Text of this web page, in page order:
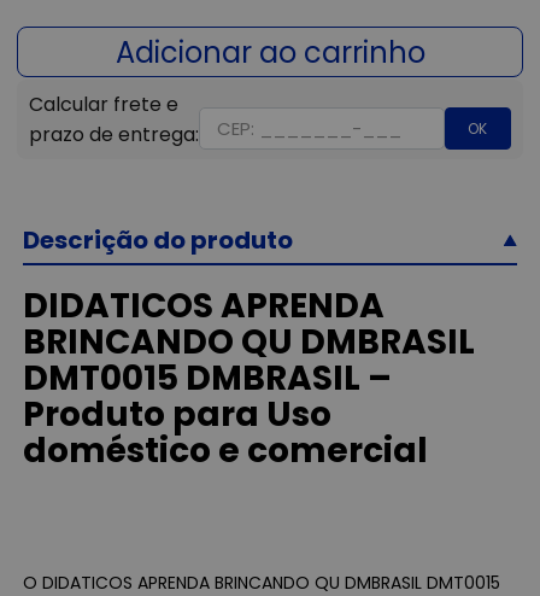
OK
Descrição do produto
DIDATICOS APRENDA
BRINCANDO QU DMBRASIL
DMT0015 DMBRASIL –
Produto para Uso
doméstico e comercial
O DIDATICOS APRENDA BRINCANDO QU DMBRASIL DMT0015